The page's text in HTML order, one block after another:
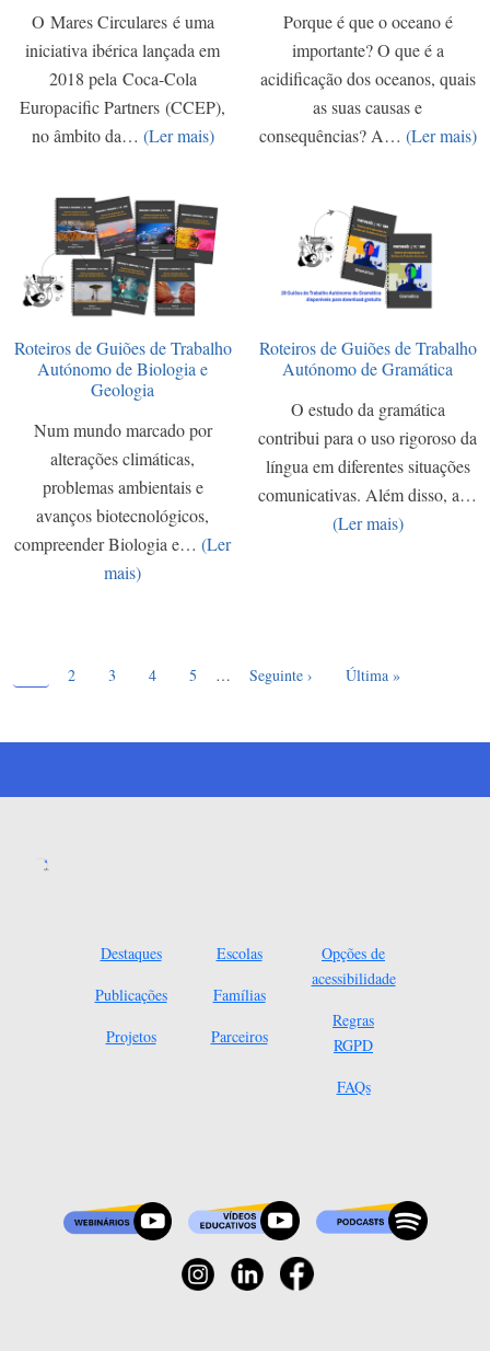
O Mares Circulares é uma
iniciativa ibérica lançada em
2018 pela Coca-Cola
Europacific Partners (CCEP),
no âmbito da… (Ler mais)
Porque é que o oceano é
importante? O que é a
acidificação dos oceanos, quais
as suas causas e
consequências? A… (Ler mais)
Roteiros de Guiões de Trabalho
Autónomo de Biologia e
Geologia
Num mundo marcado por
alterações climáticas,
problemas ambientais e
avanços biotecnológicos,
compreender Biologia e… (Ler
mais)
Roteiros de Guiões de Trabalho
Autónomo de Gramática
O estudo da gramática
contribui para o uso rigoroso da
língua em diferentes situações
comunicativas. Além disso, a…
(Ler mais)
Page
2 Page
3 Page
4 Page
5 … Próxima página
Seguinte › Última página
Última »
Destaques
Publicações
Projetos
Escolas
Famílias
Parceiros
Opções de
acessibilidade
Regras
RGPD
FAQs